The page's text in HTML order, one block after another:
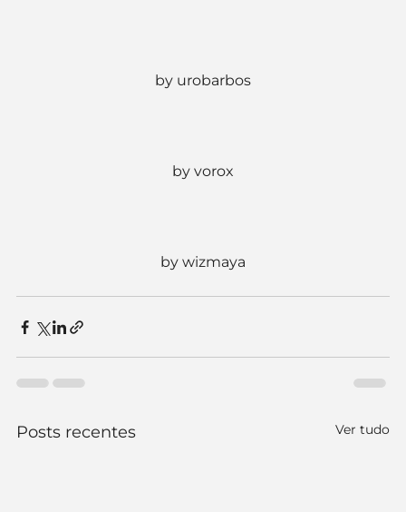
by urobarbos
by vorox
by wizmaya
Posts recentes Ver tudo